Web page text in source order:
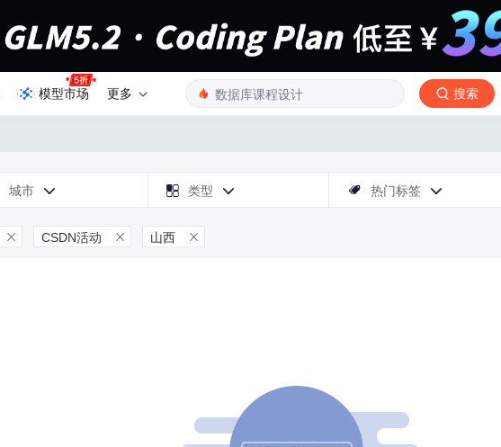
模型市场 更多 搜索
城市   类型   热门标签 
 CSDN活动  山西 